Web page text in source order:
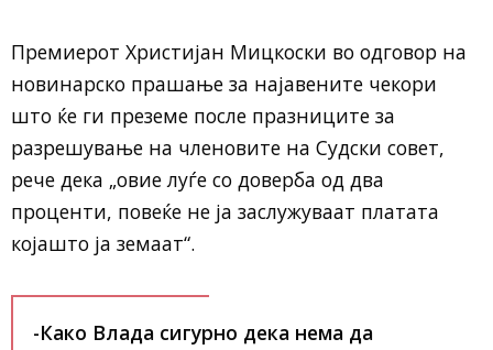
Премиерот Христијан Мицкоски во одговор на
новинарско прашање за најавените чекори
што ќе ги преземе после празниците за
разрешување на членовите на Судски совет,
рече дека „овие луѓе со доверба од два
проценти, повеќе не ја заслужуваат платата
којашто ја земаат“.
-Како Влада сигурно дека нема да